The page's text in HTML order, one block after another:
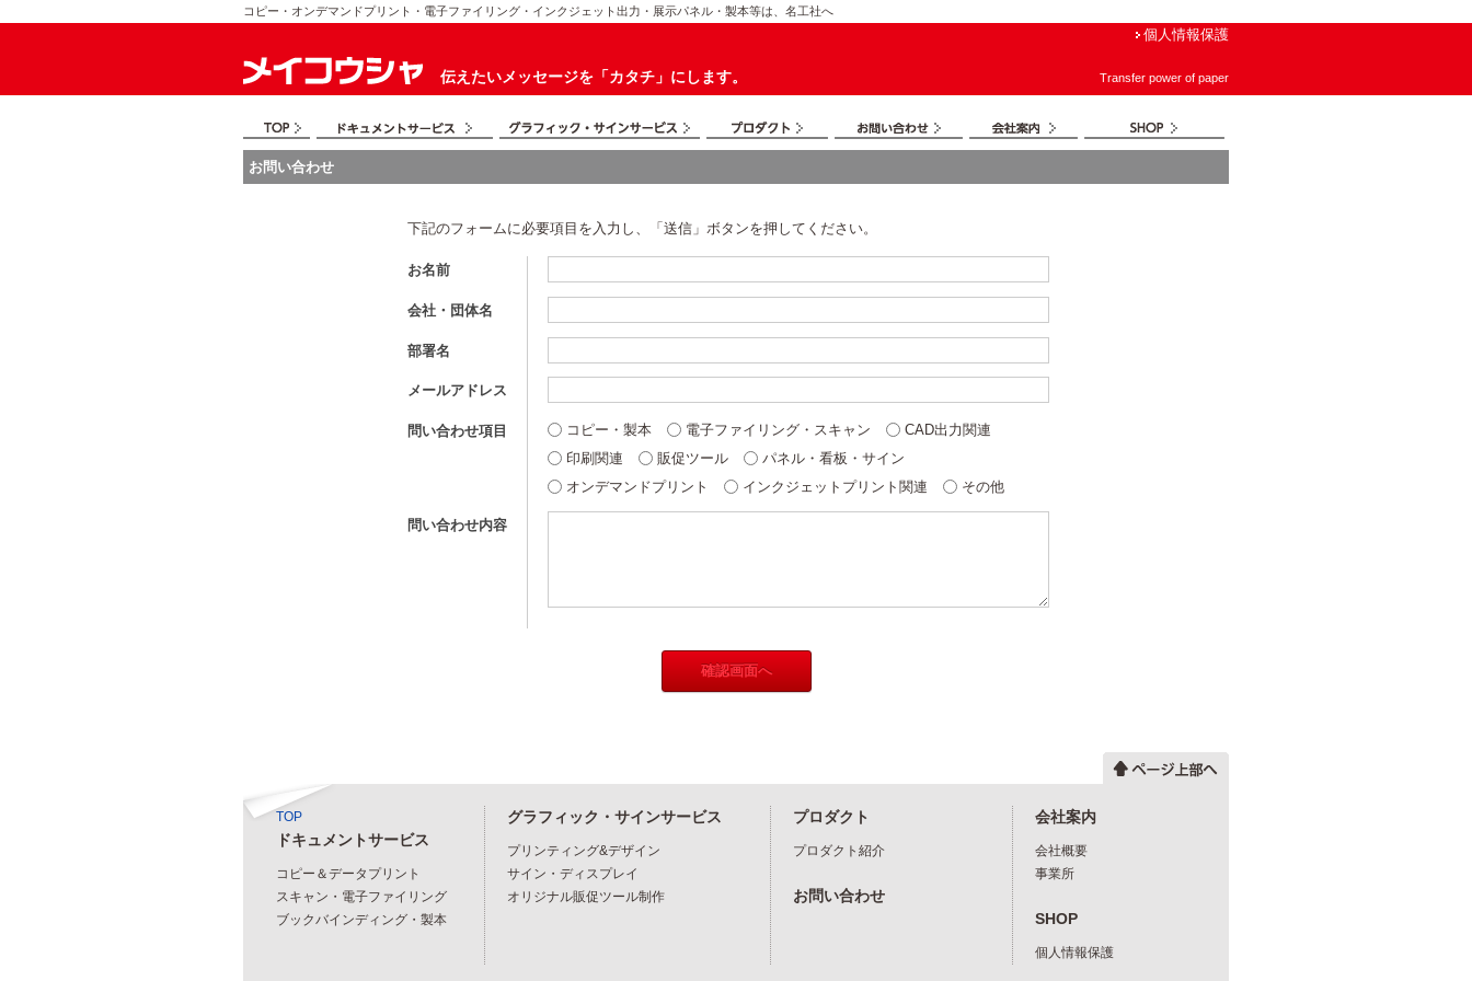
コピー・オンデマンドプリント・電子ファイリング・インクジェット出力・展示パネル・製本等は、名工社へ
個人情報保護
伝えたいメッセージを「カタチ」にします。 Transfer power of paper
お問い合わせ
下記のフォームに必要項目を入力し、「送信」ボタンを押してください。
お名前
会社・団体名
部署名
メールアドレス
問い合わせ項目 コピー・製本 電子ファイリング・スキャン
CAD出力関連
印刷関連
販促ツール
パネル・看板・サイン
オンデマンドプリント
インクジェットプリント関連 その他
問い合わせ内容
TOP
ドキュメントサービス
コピー＆データプリント
スキャン・電子ファイリング
ブックバインディング・製本
グラフィック・サインサービス
プリンティング&デザイン
サイン・ディスプレイ
オリジナル販促ツール制作
プロダクト
プロダクト紹介
お問い合わせ
会社案内
会社概要
事業所
SHOP
個人情報保護